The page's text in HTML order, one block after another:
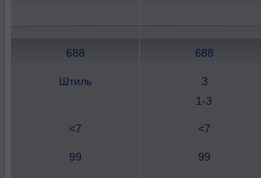
688 688
Штиль
З
1-3
<7 <7
99 99